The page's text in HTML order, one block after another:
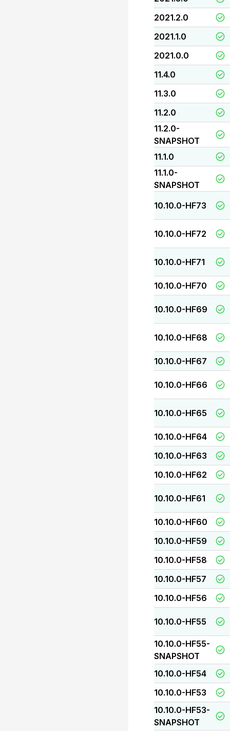
2021.2.0
2021.1.0
2021.0.0
11.4.0
11.3.0
11.2.0
11.2.0-
SNAPSHOT
11.1.0
11.1.0-
SNAPSHOT
10.10.0-HF73
10.10.0-HF72
10.10.0-HF71
10.10.0-HF70
10.10.0-HF69
10.10.0-HF68
10.10.0-HF67
10.10.0-HF66
10.10.0-HF65
10.10.0-HF64
10.10.0-HF63
10.10.0-HF62
10.10.0-HF61
10.10.0-HF60
10.10.0-HF59
10.10.0-HF58
10.10.0-HF57
10.10.0-HF56
10.10.0-HF55
10.10.0-HF55-
SNAPSHOT
10.10.0-HF54
10.10.0-HF53
10.10.0-HF53-
SNAPSHOT